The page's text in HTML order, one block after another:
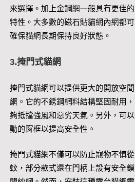
來選擇。加上金鋼網一般具有更佳
特性。大多數的磁石貼貓網內網都
確保貓網長期保持良好狀態。
3.掩門式貓網
掩門式貓網可以提供更大的開放空
網。它的不銹鋼網料結構堅固耐用
夠抵擋強風和惡劣天氣。另外，可
動的窗框以提高安全性。
掩門式貓網不僅可以防止寵物不慎
蚊，部分款式還在門柄上設有安全